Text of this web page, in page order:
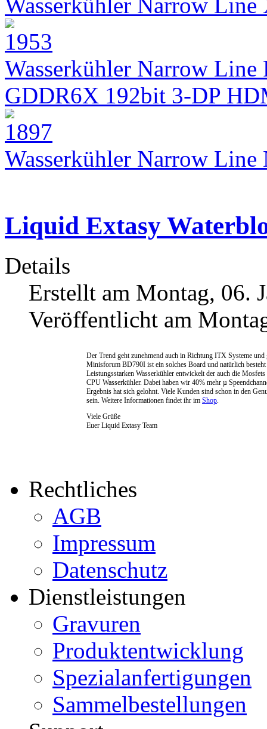
Wasserkühler Narrow Line
GDDR6X 192bit 3-DP
Wasserkühler Narrow
Liquid Extasy
Details
Erstellt am Montag, 06.
Veröffentlicht am
Der Trend geht zunehmend auch in Richtung ITX Systeme
Minisforum BD790I ist ein solches Board und natürlich
Leistungsstarken Wasserkühler entwickelt der auch die
CPU Wasserkühler. Dabei haben wir 40% mehr µ
Ergebnis hat sich gelohnt. Viele Kunden sind schon in den
sein. Weitere Informationen findet ihr im Shop
Viele Grüße
Euer Liquid Extasy Team
Rechtliches
AGB
Impressum
Datenschutz
Dienstleistungen
Gravuren
Produktentwicklung
Spezialanfertigungen
Sammelbestellungen